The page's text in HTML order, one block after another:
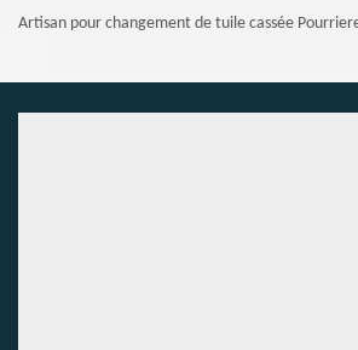
Artisan pour changement de tuile cassée